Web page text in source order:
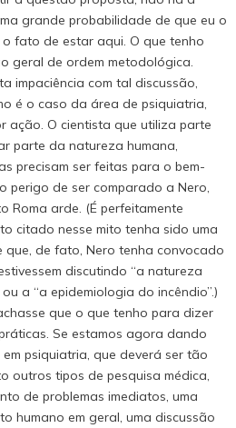
grande probabilidade de que eu o
fato de estar aqui. O que tenho
geral de ordem metodológica.
impaciência com tal discussão,
é o caso da área de psiquiatria,
ação. O cientista que utiliza parte
parte da natureza humana,
precisam ser feitas para o bem-
perigo de ser comparado a Nero,
Roma arde. (É perfeitamente
citado nesse mito tenha sido uma
de fato, Nero tenha convocado
discutindo “a natureza
a “a epidemiologia do incêndio”.)
que o que tenho para dizer
Se estamos agora dando
psiquiatria, que deverá ser tão
outros tipos de pesquisa médica,
de problemas imediatos, uma
humano em geral, uma discussão